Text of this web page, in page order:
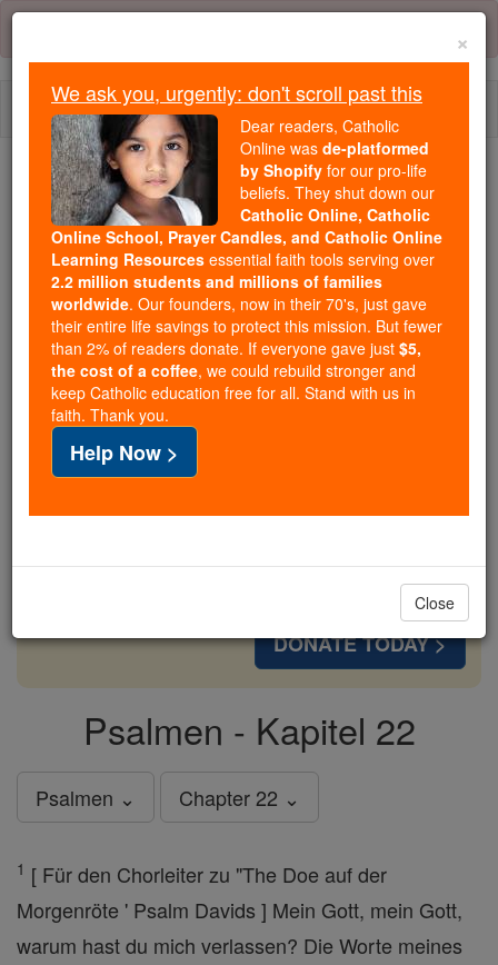
Skip
content
Because of You, 2.2 Million
Students Are Being Formed in the
Faith
Because of generous supporters like you,
Catholic Online School has already delivered
free, faithful Catholic education to over 2.2
million students across 193 countries. In an age
of noise and algorithms, you are helping form
souls with truth, prayer, Scripture, and Christ.
If everyone who reads this gave just $5 — the
free for all. Be Courageous. Be Catholic. Stand
DONATE TODAY >
Psalmen - Kapitel 22
Psalmen ⌄ Chapter 22 ⌄
1 [ Für den Chorleiter zu "The Doe auf der
Morgenröte ' Psalm Davids ] Mein Gott, mein Gott,
warum hast du mich verlassen? Die Worte meines
×
We ask you, urgently: don't scroll past this
Dear readers, Catholic
Online was de-platformed
by Shopify for our pro-life
beliefs. They shut down our
Catholic Online, Catholic
Online School, Prayer Candles, and Catholic Online
Learning Resources essential faith tools serving over
2.2 million students and millions of families
worldwide. Our founders, now in their 70's, just gave
their entire life savings to protect this mission. But fewer
than 2% of readers donate. If everyone gave just $5,
the cost of a coffee, we could rebuild stronger and
keep Catholic education free for all. Stand with us in
faith. Thank you.
Help Now >
Close